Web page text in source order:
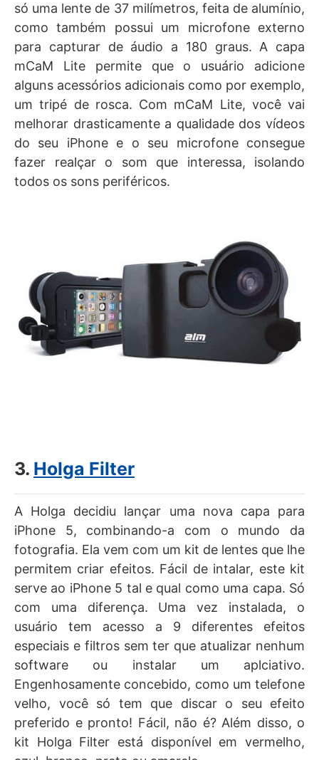
só uma lente de 37 milímetros, feita de alumínio,
como também possui um microfone externo
para capturar de áudio a 180 graus. A capa
mCaM Lite permite que o usuário adicione
alguns acessórios adicionais como por exemplo,
um tripé de rosca. Com mCaM Lite, você vai
melhorar drasticamente a qualidade dos vídeos
do seu iPhone e o seu microfone consegue
fazer realçar o som que interessa, isolando
todos os sons periféricos.
3. Holga Filter
A Holga decidiu lançar uma nova capa para
iPhone 5, combinando-a com o mundo da
fotografia. Ela vem com um kit de lentes que lhe
permitem criar efeitos. Fácil de intalar, este kit
serve ao iPhone 5 tal e qual como uma capa. Só
com uma diferença. Uma vez instalada, o
usuário tem acesso a 9 diferentes efeitos
especiais e filtros sem ter que atualizar nenhum
software ou instalar um aplciativo.
Engenhosamente concebido, como um telefone
velho, você só tem que discar o seu efeito
preferido e pronto! Fácil, não é? Além disso, o
kit Holga Filter está disponível em vermelho,